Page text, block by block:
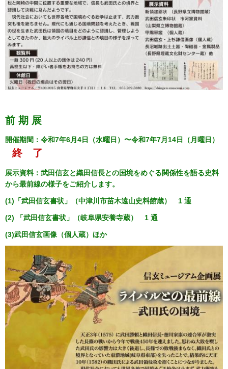
前 期 展
開催期間：令和7年6月4日（水曜日）〜令和7年7月14日（月曜日）
終 了
展示資料：武田信玄と織田信長との国境をめぐる関係性を語る史料
から最前線の様子をご紹介します。
(1)「武田信玄書状」（中津川市苗木遠山史料館蔵） 1 通
(2) 「武田信玄書状」（岐阜県安養寺蔵） 1 通
(3)武田信玄画像（個人蔵）ほか